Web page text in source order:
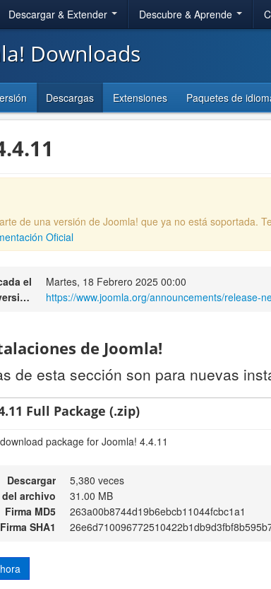
Descargar & Extender Descubre & Aprende
Downloads
Descargas Extensiones Paquetes de
de una versión de Joomla! que ya no está soportada.
Oficial
el
Martes, 18 Febrero 2025 00:00
Aviso de nueva versión
https://www.joomla.org/announcements/release-
de Joomla!
de esta sección son para nuevas
Full Package (.zip)
package for Joomla! 4.4.11
Descargar
5,380 veces
del archivo
31.00 MB
Firma MD5
263a00b8744d19b6ebcb11044fcbc1a1
Firma SHA1